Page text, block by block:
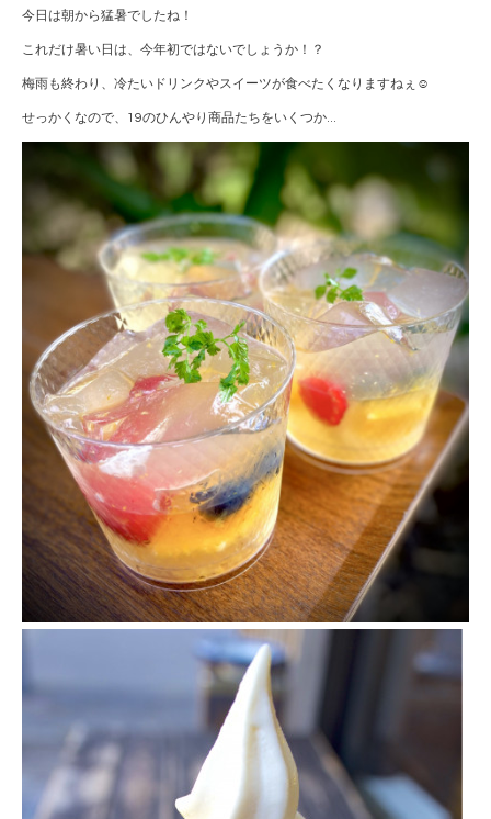
今日は朝から猛暑でしたね！
これだけ暑い日は、今年初ではないでしょうか！？
梅雨も終わり、冷たいドリンクやスイーツが食べたくなりますねぇ☺️
せっかくなので、19のひんやり商品たちをいくつか...